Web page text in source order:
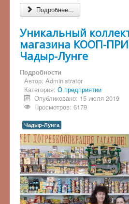
Подробнее...
Уникальный
магазина КООП-
Чадыр-Лунге
Подробности
Автор: Administrator
Категория: О предприятии
Опубликовано: 15 июля 2019
Просмотров: 6179
Чадыр-Лунга